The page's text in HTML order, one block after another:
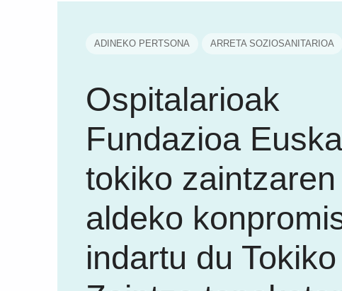
ADINEKO PERTSONA ARRETA SOZIOSANITARIOA
Ospitalarioak
Fundazioa
tokiko zaintzaren
aldeko
indartu du Tokiko